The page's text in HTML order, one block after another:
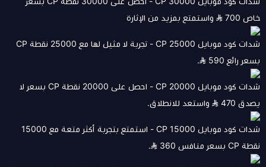
خاص 700
واستمتع بمزيد من الإثارة
شدات كود موبايل 25000 CP - تجربة لا مثيل لها مع 25000 نقطة CP
بسعر رائع 590
.
شدات كود موبايل 20000 CP - احصل على 20000 نقطة CP بسعر لا
يصدق 470
واستعد للانطلاق.
شدات كود موبايل 15000 CP - استمتع بتجربة أكثر متعة مع 15000
نقطة CP بسعر منافس 360
.